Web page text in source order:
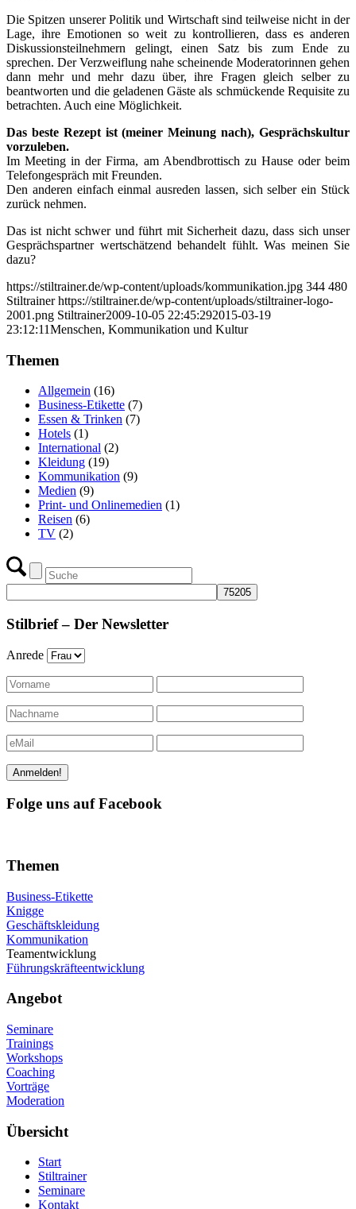
Die Spitzen unserer Politik und Wirtschaft sind teilweise nicht in der
Lage, ihre Emotionen so weit zu kontrollieren, dass es anderen
Diskussionsteilnehmern gelingt, einen Satz bis zum Ende zu
sprechen. Der Verzweiflung nahe scheinende Moderatorinnen gehen
dann mehr und mehr dazu über, ihre Fragen gleich selber zu
beantworten und die geladenen Gäste als schmückende Requisite zu
betrachten. Auch eine Möglichkeit.
Das beste Rezept ist (meiner Meinung nach), Gesprächskultur
vorzuleben.
Im Meeting in der Firma, am Abendbrottisch zu Hause oder beim
Telefongespräch mit Freunden.
Den anderen einfach einmal ausreden lassen, sich selber ein Stück
zurück nehmen.
Das ist nicht schwer und führt mit Sicherheit dazu, dass sich unser
Gesprächspartner wertschätzend behandelt fühlt. Was meinen Sie
dazu?
https://stiltrainer.de/wp-content/uploads/kommunikation.jpg 344 480
Stiltrainer https://stiltrainer.de/wp-content/uploads/stiltrainer-logo-
2001.png Stiltrainer2009-10-05 22:45:292015-03-19
23:12:11Menschen, Kommunikation und Kultur
Themen
Allgemein (16)
Business-Etikette (7)
Essen & Trinken (7)
Hotels (1)
International (2)
Kleidung (19)
Kommunikation (9)
Medien (9)
Print- und Onlinemedien (1)
Reisen (6)
TV (2)
Stilbrief – Der Newsletter
Anrede
Folge uns auf Facebook
Themen
Business-Etikette
Knigge
Geschäftskleidung
Kommunikation
Teamentwicklung
Führungskräfteentwicklung
Angebot
Seminare
Trainings
Workshops
Coaching
Vorträge
Moderation
Übersicht
Start
Stiltrainer
Seminare
Kontakt